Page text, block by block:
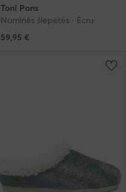
Toni Pons
Naminės šlepetės · Écru
59,95 €